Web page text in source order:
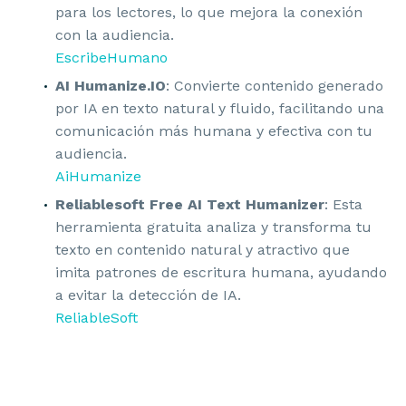
para los lectores, lo que mejora la conexión
con la audiencia.
EscribeHumano
AI Humanize.IO: Convierte contenido generado
por IA en texto natural y fluido, facilitando una
comunicación más humana y efectiva con tu
audiencia.
AiHumanize
Reliablesoft Free AI Text Humanizer: Esta
herramienta gratuita analiza y transforma tu
texto en contenido natural y atractivo que
imita patrones de escritura humana, ayudando
a evitar la detección de IA.
ReliableSoft